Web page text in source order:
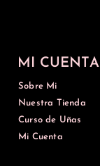
MI CUENTA
Sobre Mi
Nuestra Tienda
Curso de Uñas
Mi Cuenta